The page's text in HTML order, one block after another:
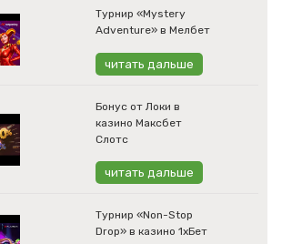
Турнир «Mystery
Adventure» в Мелбет
читать дальше
Бонус от Локи в
казино Максбет
Слотс
читать дальше
Турнир «Non-Stop
Drop» в казино 1хБет